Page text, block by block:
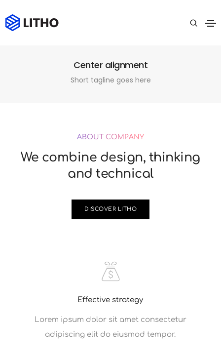
Center alignment
Short tagline goes here
ABOUT COMPANY
We combine design, thinking
and technical
DISCOVER LITHO
Effective strategy
Lorem ipsum dolor sit amet consectetur
adipiscing elit do eiusmod tempor.